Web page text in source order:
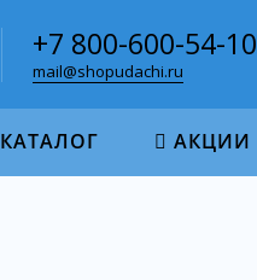
+7 800-600-54-10
mail@shopudachi.ru
КАТАЛОГ АКЦИИ